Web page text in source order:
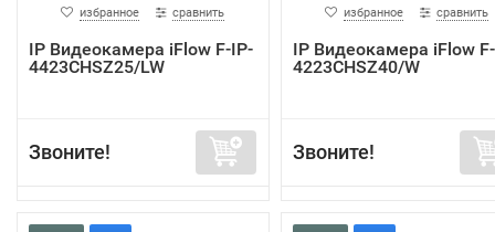
избранное сравнить
IP Видеокамера iFlow F-IP-
4423CHSZ25/LW
Звоните!
избранное сравнить
IP Видеокамера iFlow
4223CHSZ40/W
Звоните!